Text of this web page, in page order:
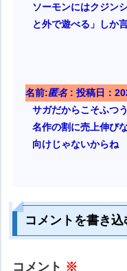
ソーモンにはクジン
と外で遊べる」しか
名前:匿名: 投稿日：
サガだからこそふつ
名作の割に売上伸び
向けじゃないからね
コメントを書き込
コメント ※